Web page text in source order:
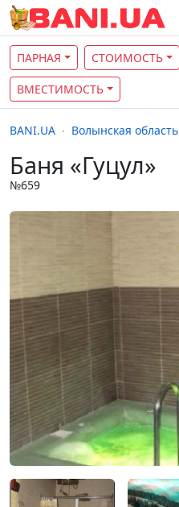
ПАРНАЯ СТОИМОСТЬ
ВМЕСТИМОСТЬ
BANI.UA Волынская область
Баня «Гуцул»
№659